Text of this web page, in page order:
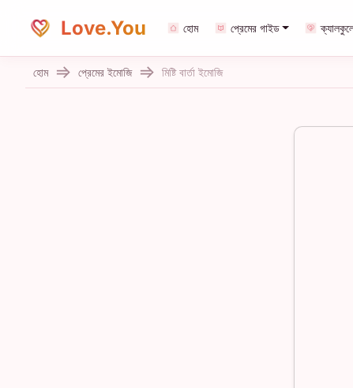
Love.You হোম প্রেমের গাইড
হোম প্রেমের ইমোজি মিষ্টি বার্তা ইমোজি